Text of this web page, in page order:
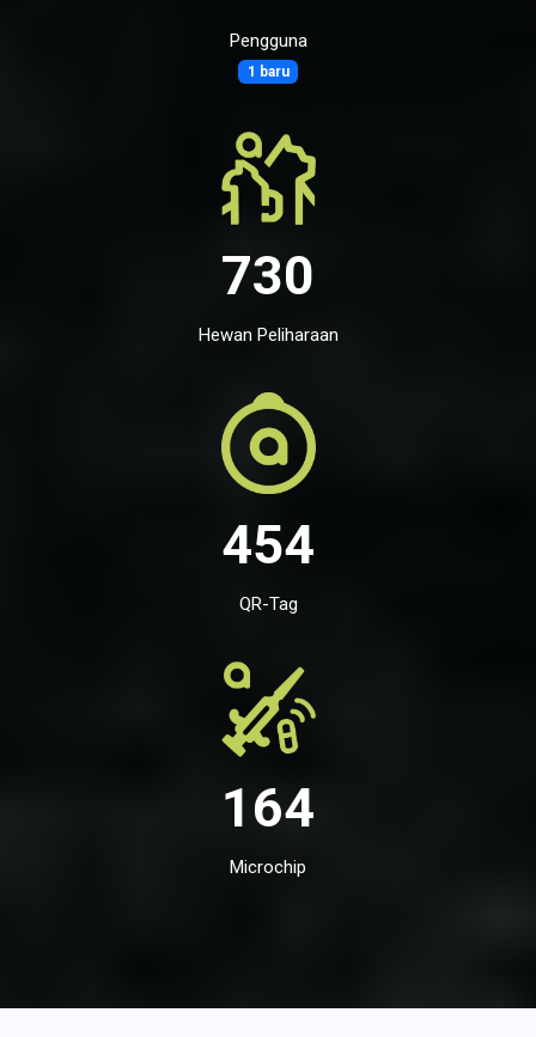
Pengguna
1 baru
730
Hewan Peliharaan
454
QR-Tag
164
Microchip